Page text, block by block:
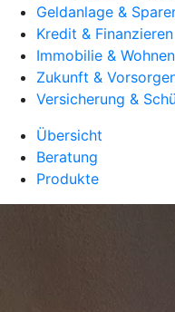
Geldanlage &
Kredit & Finanzieren
Immobilie & Wohnen
Zukunft &
Versicherung &
Übersicht
Beratung
Produkte